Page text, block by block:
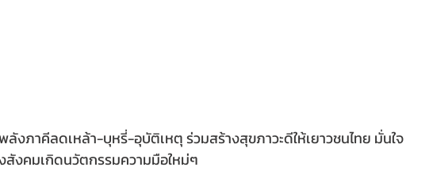
งภาคีลดเหล้า-บุหรี่-อุบัติเหตุ ร่วมสร้างสุขภาวะดีให้เยาวชนไทย มั่นใจ
งคมเกิดนวัตกรรมความมือใหม่ๆ